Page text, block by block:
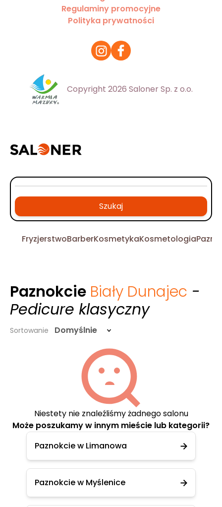
Regulaminy promocyjne
Polityka prywatności
Copyright 2026 Saloner Sp. z o.o.
Szukaj
FryzjerstwoBarberKosmetykaKosmetologia
Paznokcie Biały Dunajec -
Pedicure klasyczny
Sortowanie Domyślnie
Niestety nie znaleźliśmy żadnego salonu
Może poszukamy w innym mieście lub kategorii?
Paznokcie w Limanowa
Paznokcie w Myślenice